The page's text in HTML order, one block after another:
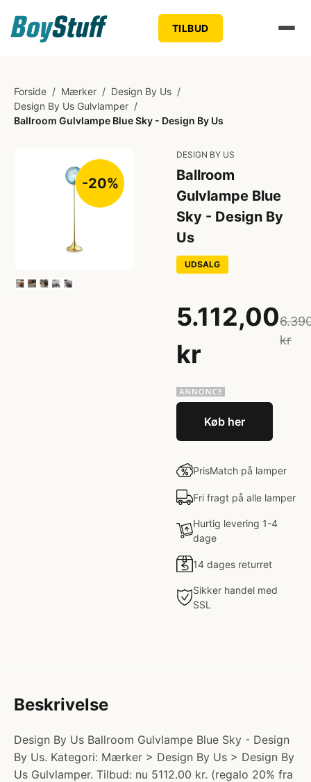
TILBUD
Forside / Mærker / Design By Us /
Design By Us Gulvlamper /
Ballroom Gulvlampe Blue Sky - Design By Us
-20%
DESIGN BY US
Ballroom
Gulvlampe Blue
Sky - Design By
Us
UDSALG
5.112,00
kr
kr
Køb her
PrisMatch på lamper
Fri fragt på alle lamper
Hurtig levering 1-4
dage
14 dages returret
Sikker handel med
SSL
Beskrivelse
Design By Us Ballroom Gulvlampe Blue Sky - Design
By Us. Kategori: Mærker > Design By Us > Design By
Us Gulvlamper. Tilbud: nu 5112.00 kr. (regalo 20% fra